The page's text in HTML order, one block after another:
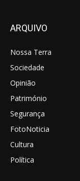
ARQUIVO
Nossa Terra
Sociedade
Opinião
Património
Segurança
FotoNoticia
Cultura
Política